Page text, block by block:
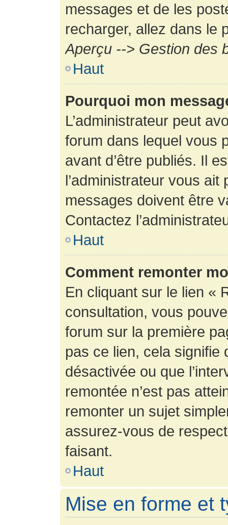
messages et de les
recharger, allez dans le
Aperçu --> Gestion des
Haut
Pourquoi mon
L’administrateur peut
forum dans lequel vous
avant d’être publiés. Il
l’administrateur vous
messages doivent être
Contactez
Haut
Comment remonter
En cliquant sur le lien «
consultation, vous
forum sur la première
pas ce lien, cela signifie
désactivée ou que
remontée n’est pas
remonter un sujet
assurez-vous de
faisant.
Haut
Mise en forme et